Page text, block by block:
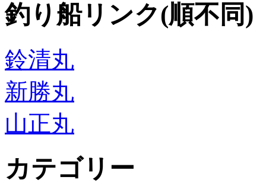
釣り船リンク(順不同)
鈴清丸
新勝丸
山正丸
カテゴリー